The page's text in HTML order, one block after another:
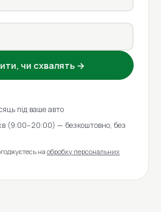
чи схвалять →
під ваше авто
(9:00–20:00) — безкоштовно, без
на обробку персональних